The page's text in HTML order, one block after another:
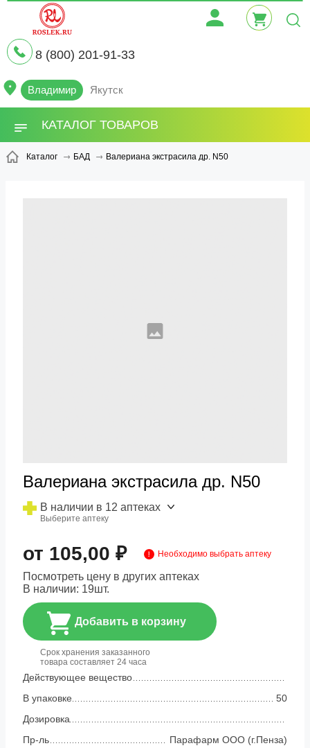
8 (800) 201-91-33
Владимир Якутск
КАТАЛОГ ТОВАРОВ
Каталог БАД Валериана экстрасила др. N50
Валериана экстрасила др. N50
В наличии в 12 аптеках
Выберите аптеку
от 105,00 ₽ Необходимо выбрать аптеку
Посмотреть цену в других аптеках
В наличии: 19шт.
Добавить в корзину
Срок хранения заказанного
товара составляет 24 часа
Действующее вещество
В упаковке
50
Дозировка
Пр-ль
Парафарм ООО (г.Пенза)